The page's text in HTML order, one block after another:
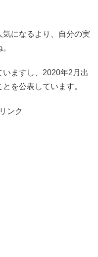
気になるより、自分の実
ますし、2020年2月出
を公表しています。
ンク